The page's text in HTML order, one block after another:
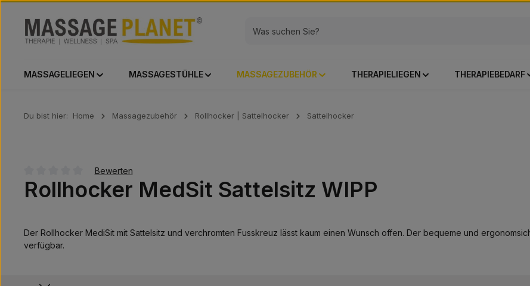
MASSAGELIEGEN MASSAGESTÜHLE MASSAGEZUBEHÖR THERAPIELIEGEN THERAPIEBEDARF
Du bist hier: Home Massagezubehör Rollhocker | Sattelhocker Sattelhocker
Durchschnittliche Bewertung von 0 von 5 Sternen
Bewerten
Rollhocker MedSit Sattelsitz WIPP
Der Rollhocker MediSit mit Sattelsitz und verchromten Fusskreuz lässt kaum einen Wunsch offen. Der bequeme und
verfügbar.